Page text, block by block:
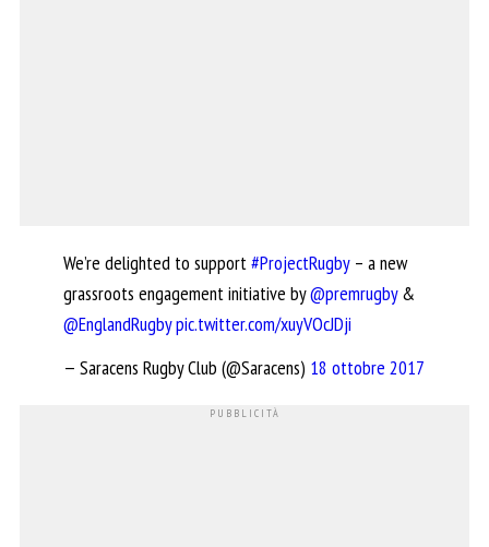
We’re delighted to support#ProjectRugby– a new
grassroots engagement initiative by@premrugby&
@EnglandRugbypic.twitter.com/xuyVOcJDji
— Saracens Rugby Club (@Saracens) 18 ottobre 2017